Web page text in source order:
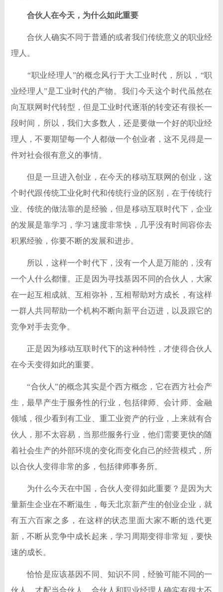
合伙人在今天，为什么如此重要
合伙人确实不同于普通的或者我们传统意义的职业经
理人。
“职业经理人”的概念风行于大工业时代，所以，“职
业经理人”是工业时代的产物。我们今天这个时代虽然在
向互联网时代转型，但是工业时代逐渐的转变还有很长一
段时间，所以，我们大多数人，还是要做一个好的职业经
理人，不要期望每一个人都做一个创业者，这不见得是一
件对社会很有意义的事情。
但是一旦进入创业，在今天的移动互联网的创业，这
个时代跟传统工业化时代和传统行业的区别，在于传统行
业、传统的做法靠的是经验，但是移动互联时代下，企业
的发展是靠学习，学习速度非常快，几乎没有时间容你去
积累经验，你要不断的发展和进步。
所以，这样一个时代下，没有一个人是万能的，没有
一个人什么都懂。正是因为寻找基因不同的合伙人，大家
在一起互相成就、互相弥补，互相帮助对方成长，有这样
一群人共同帮助一个机构不断向新平台迈进，以及跟它的
竞争对手去竞争。
正是因为移动互联时代下的这种特性，才使得合伙人
在今天变得如此的重要。
“合伙人”的概念其实是个西方概念，它在西方社会产
生，最早产生于服务性的行业，包括律师、会计师、金融
领域，很少看到有工业、重工业资产的行业，上来就有合
伙人，那不太容易，当那些服务行业，他们需要更快的随
着社会生产的外部环境的变化而变化自己的经营模式，所
以合伙人变得非常的多，包括律师事务所。
为什么今天在中国，合伙人变得如此重要？是因为大
量新生企业在不断滋生，每天北京新产生的创业企业，就
有五六百家之多，在这样的状态里面大家不断的迭代更
新，不断从竞争中成长起来，学习周期变得非常短，要快
速的成长。
恰恰是应该基因不同、知识不同，经验可能不同的一
伙人，才配当合伙人，合伙人和职业经理人确实有很大不